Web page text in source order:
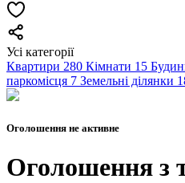
Усі категорії
Квартири 280 Кімнати 15
паркомісця 7 Земельні ділянки
Оголошення не активне
Оголошення з